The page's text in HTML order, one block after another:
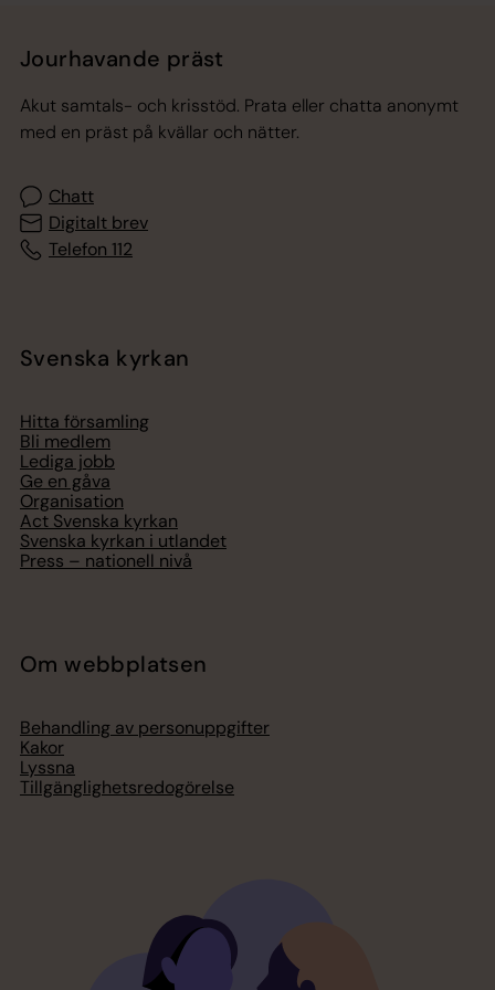
Jourhavande präst
Akut samtals- och krisstöd. Prata eller chatta anonymt
med en präst på kvällar och nätter.
Chatt
Digitalt brev
Telefon 112
Svenska kyrkan
Hitta församling
Bli medlem
Lediga jobb
Ge en gåva
Organisation
Act Svenska kyrkan
Svenska kyrkan i utlandet
Press – nationell nivå
Om webbplatsen
Behandling av personuppgifter
Kakor
Lyssna
Tillgänglighetsredogörelse